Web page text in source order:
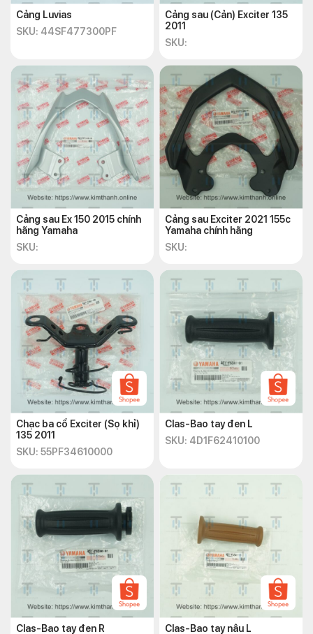
Cảng Luvias
SKU: 44SF477300PF
Cảng sau (Cản) Exciter 135
2011
SKU:
Cảng sau Ex 150 2015 chính
hãng Yamaha
SKU:
Cảng sau Exciter 2021 155c
Yamaha chính hãng
SKU:
Chạc ba cổ Exciter (Sọ khỉ)
135 2011
SKU: 55PF34610000
Clas-Bao tay đen L
SKU: 4D1F62410100
Clas-Bao tay đen R Clas-Bao tay nâu L